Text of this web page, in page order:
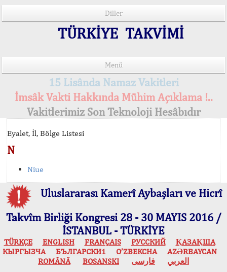
Diller
TÜRKİYE TAKVİMİ
Menü
15 Lisânda Namaz Vakitleri
İmsâk Vakti Hakkında Mühim Açıklama !..
Vakitlerimiz Son Teknoloji Hesâbıdır
Eyalet, İl, Bölge Listesi
N
Niue
Uluslararası Kamerî Aybaşları ve Hicrî
Takvîm Birliği Kongresi 28 - 30 MAYIS 2016 /
İSTANBUL - TÜRKİYE
TÜRKÇE ENGLISH FRANÇAIS РУССКИЙ
ҚАЗАҚША
КЫPГЫЗЧA
БЪЛГАРСКИ1 O’ZBEKCHA
AZӘRBAYCAN
ROMÂNĂ
BOSANSKI العربي فارسی